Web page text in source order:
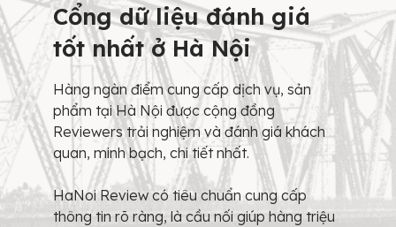
Cổng dữ liệu đánh giá
tốt nhất ở Hà Nội
Hàng ngàn điểm cung cấp dịch vụ, sản
phẩm tại Hà Nội được cộng đồng
Reviewers trải nghiệm và đánh giá khách
quan, minh bạch, chi tiết nhất.
HaNoi Review có tiêu chuẩn cung cấp
thông tin rõ ràng, là cầu nối giúp hàng triệu